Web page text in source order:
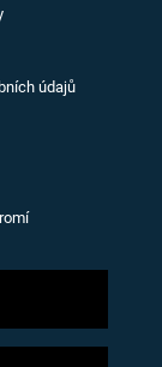
údajů